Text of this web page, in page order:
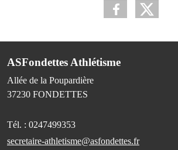
ASFondettes Athlétisme
Allée de la Poupardière
37230 FONDETTES
Tél. : 0247499353
secretaire-athletisme@asfondettes.fr